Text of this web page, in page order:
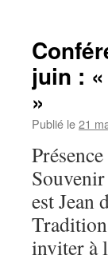
juin :
»
Publié le21
est Jean
inviter à